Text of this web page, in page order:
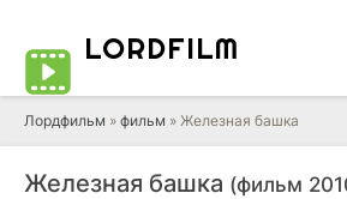
LORDFILM
Лордфильм » фильм » Железная башка
Железная башка (фильм